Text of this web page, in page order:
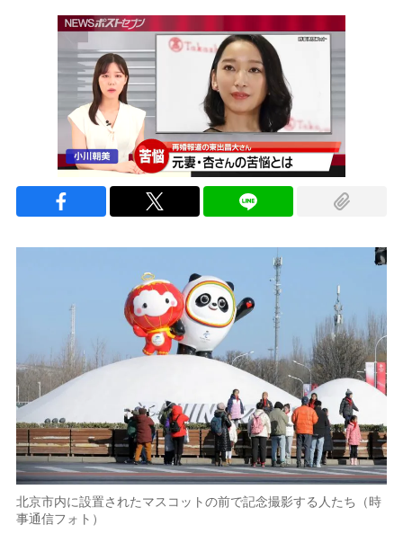
北京市内に設置されたマスコットの前で記念撮影する人たち（時
事通信フォト）